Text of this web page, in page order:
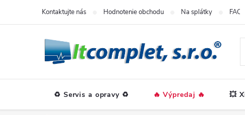
Kontaktujte nás Hodnotenie obchodu Na splátky FAQ
♻️ Servis a opravy ♻️ 🔥 Výpredaj 🔥 💥